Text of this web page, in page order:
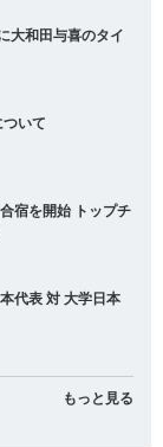
大和田与喜のタイ
いて
宿を開始 トップチ
代表 対 大学日本
もっと見る